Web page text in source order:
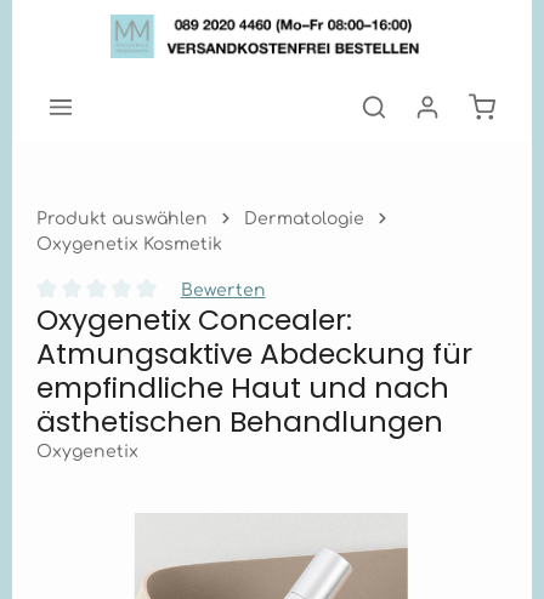
Zum Hauptinhalt springen
Produkt auswählen
Dermatologie
Oxygenetix Kosmetik
Durchschnittliche Bewertung von 0 von 5 Sternen
Bewerten
Oxygenetix Concealer:
Atmungsaktive Abdeckung für
empfindliche Haut und nach
ästhetischen Behandlungen
Oxygenetix